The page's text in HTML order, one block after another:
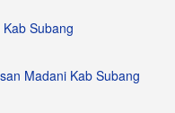
Subang
Madani Kab Subang